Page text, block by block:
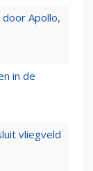
Apollo,
in de
vliegveld